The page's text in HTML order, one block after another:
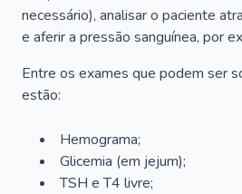
necessário), analisar o paciente
e aferir a pressão sanguínea, por
Entre os exames que podem ser
estão:
Hemograma;
Glicemia (em jejum);
TSH e T4 livre;